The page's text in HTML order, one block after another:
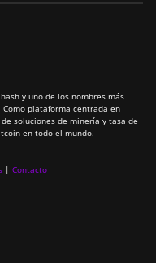
y uno de los nombres más
plataforma centrada en
soluciones de minería y tasa de
en todo el mundo.
| Contacto